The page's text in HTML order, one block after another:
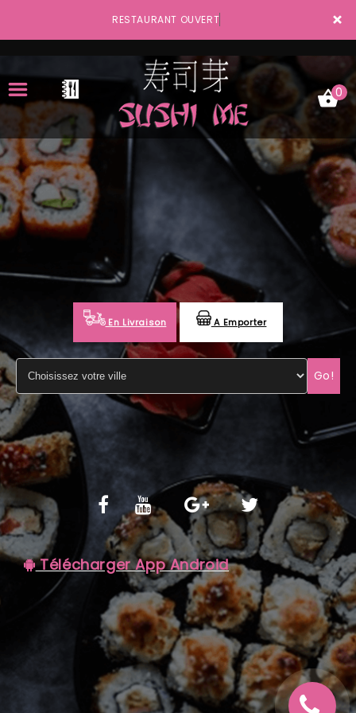
×
RESTAURANT OUVERT
ACCUEIL
LA CARTE
VOTRE COMPTE
NOTRE RESTAURANT
MENTIONS LÉGALES
C.G.V
0
En Livraison A Emporter
Go!
Télécharger App Android